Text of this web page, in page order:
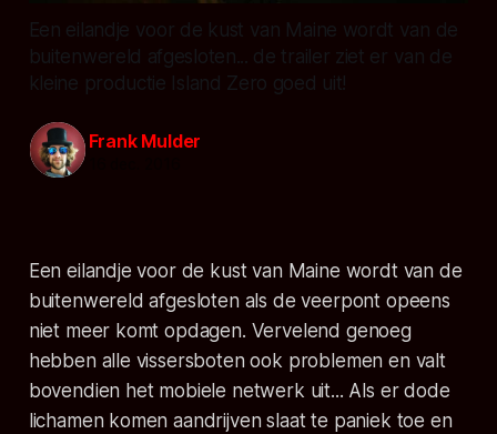
Een eilandje voor de kust van Maine wordt van de
buitenwereld afgesloten... de trailer ziet er van de
kleine productie Island Zero goed uit!
Frank Mulder
Een eilandje voor de kust van Maine wordt van de
buitenwereld afgesloten als de veerpont opeens
niet meer komt opdagen. Vervelend genoeg
hebben alle vissersboten ook problemen en valt
bovendien het mobiele netwerk uit... Als er dode
lichamen komen aandrijven slaat te paniek toe en